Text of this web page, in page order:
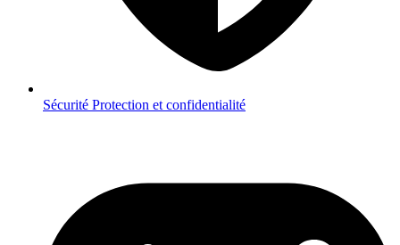
Sécurité Protection et confidentialité